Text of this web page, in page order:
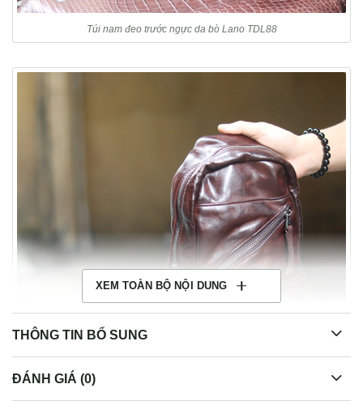
Túi nam đeo trước ngực da bò Lano TDL88
XEM TOÀN BỘ NỘI DUNG
THÔNG TIN BỔ SUNG
ĐÁNH GIÁ (0)